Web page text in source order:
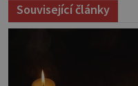
Související články